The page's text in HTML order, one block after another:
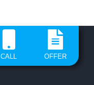
CALL OFFER